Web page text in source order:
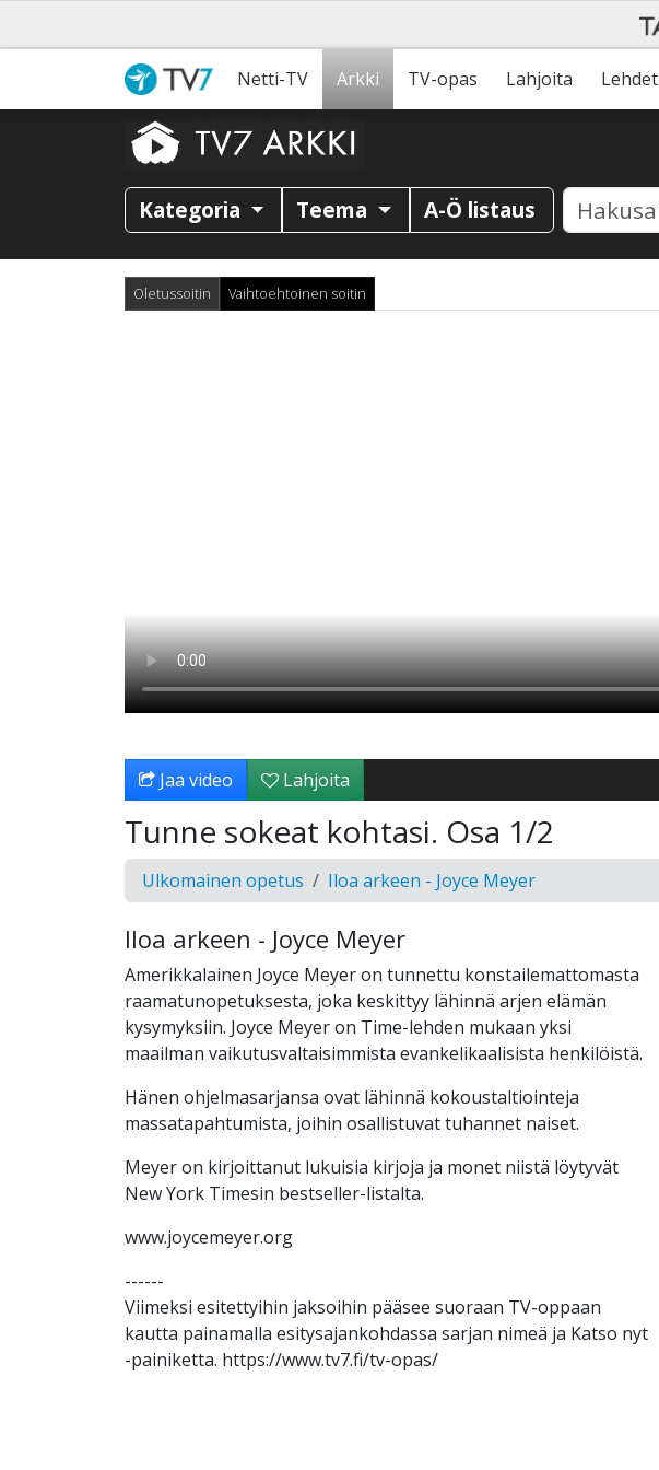
Netti-TV Arkki TV-opas Lahjoita Lehdet
Kategoria Teema A-Ö listaus
Oletussoitin Vaihtoehtoinen soitin
Jaa video Lahjoita
Tunne sokeat kohtasi. Osa 1/2
Ulkomainen opetus Iloa arkeen - Joyce Meyer
Iloa arkeen - Joyce Meyer
Amerikkalainen Joyce Meyer on tunnettu konstailemattomasta
raamatunopetuksesta, joka keskittyy lähinnä arjen elämän
kysymyksiin. Joyce Meyer on Time-lehden mukaan yksi
maailman vaikutusvaltaisimmista evankelikaalisista henkilöistä.
Hänen ohjelmasarjansa ovat lähinnä kokoustaltiointeja
massatapahtumista, joihin osallistuvat tuhannet naiset.
Meyer on kirjoittanut lukuisia kirjoja ja monet niistä löytyvät
New York Timesin bestseller-listalta.
www.joycemeyer.org
------
Viimeksi esitettyihin jaksoihin pääsee suoraan TV-oppaan
kautta painamalla esitysajankohdassa sarjan nimeä ja Katso nyt
-painiketta. https://www.tv7.fi/tv-opas/​